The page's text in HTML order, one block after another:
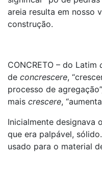
areia resulta em nosso
construção.
CONCRETO – do Latim
de concrescere,
processo de
mais crescere,
Inicialmente designava
que era palpável,
usado para o material